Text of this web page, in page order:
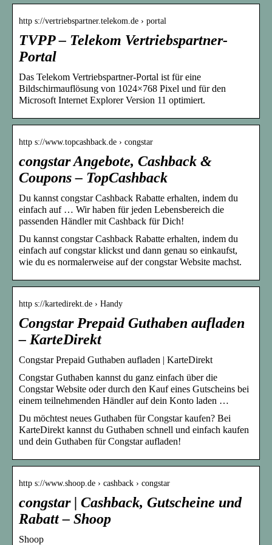
http s://vertriebspartner.telekom.de › portal
TVPP – Telekom Vertriebspartner-
Portal
Das Telekom Vertriebspartner-Portal ist für eine
Bildschirmauflösung von 1024×768 Pixel und für den
Microsoft Internet Explorer Version 11 optimiert.
http s://www.topcashback.de › congstar
congstar Angebote, Cashback &
Coupons – TopCashback
Du kannst congstar Cashback Rabatte erhalten, indem du
einfach auf … Wir haben für jeden Lebensbereich die
passenden Händler mit Cashback für Dich!
Du kannst congstar Cashback Rabatte erhalten, indem du
einfach auf congstar klickst und dann genau so einkaufst,
wie du es normalerweise auf der congstar Website machst.
http s://kartedirekt.de › Handy
Congstar Prepaid Guthaben aufladen
– KarteDirekt
Congstar Prepaid Guthaben aufladen | KarteDirekt
Congstar Guthaben kannst du ganz einfach über die
Congstar Website oder durch den Kauf eines Gutscheins bei
einem teilnehmenden Händler auf dein Konto laden …
Du möchtest neues Guthaben für Congstar kaufen? Bei
KarteDirekt kannst du Guthaben schnell und einfach kaufen
und dein Guthaben für Congstar aufladen!
http s://www.shoop.de › cashback › congstar
congstar | Cashback, Gutscheine und
Rabatt – Shoop
Shoop